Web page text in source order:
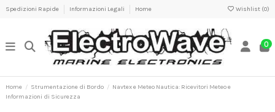
Spedizioni Rapide Informazioni Legali Home Wishlist (0)
0
Home Strumentazione di Bordo
Navtex e Meteo Nautica: Ricevitori Meteo e
Informazioni di Sicurezza